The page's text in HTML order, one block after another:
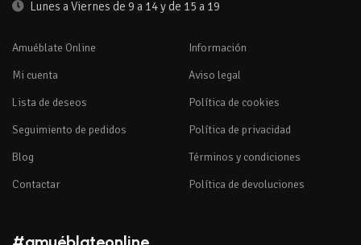
Lunes a Viernes de 9 a 14 y de 15 a 19
Amuéblate Online
Mi cuenta
Lista de deseos
Seguimiento de pedidos
Blog
Contactar
Información
Aviso legal
Política de cookies
Política de privacidad
Términos y condiciones
Política de devoluciones